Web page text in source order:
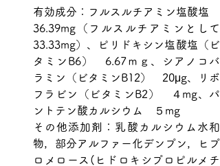
有効成分：フルスルチアミン塩酸塩
36.39mg（フルスルチアミンとして
33.33mg）、
ピリドキシン塩酸塩（ビ
タミンB6）　6.67ｍｇ、シアノコバ
ラミン（ビタミンB12）　20μg、リボ
フラビン（ビタミンB2 ）　４mg、パ
ントテン酸カルシウム　５mg
その他添加剤：乳酸カルシウム水和
物，部分アルファー化デンプン，ヒプ
ロメロース(ヒドロキシプロピルメチ